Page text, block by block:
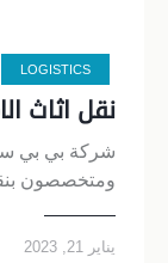
LOGISTICS
نقل اثاث
شركة بي بي سي
ومتخصصون
يناير 21, 2023